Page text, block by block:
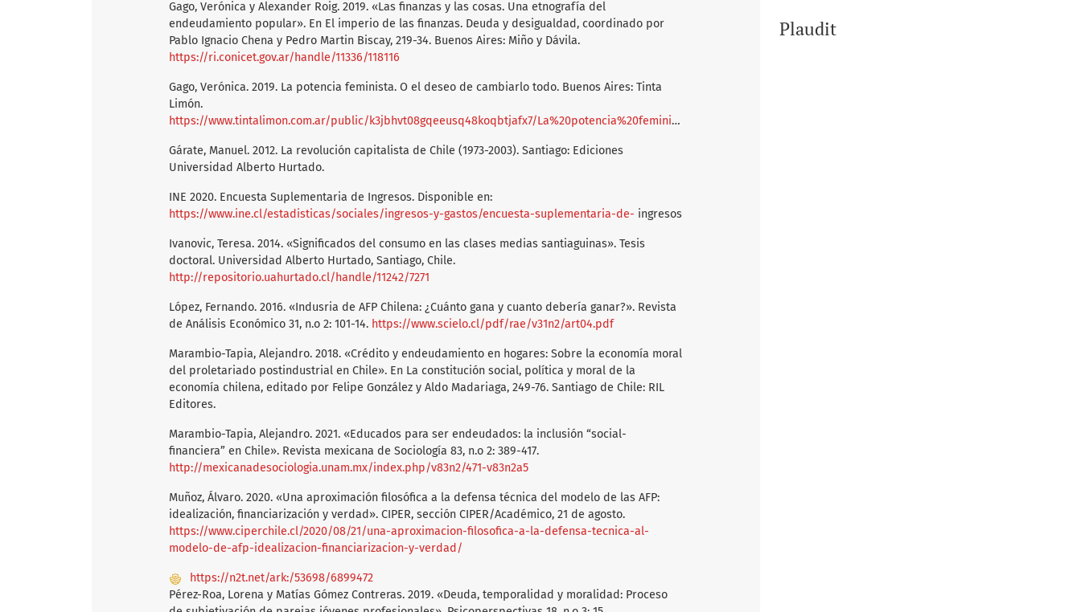
Plaudit
Gago, Verónica y Alexander Roig. 2019. «Las finanzas y las cosas. Una etnografía del
endeudamiento popular». En El imperio de las finanzas. Deuda y desigualdad, coordinado por
Pablo Ignacio Chena y Pedro Martin Biscay, 219-34. Buenos Aires: Miño y Dávila.
https://ri.conicet.gov.ar/handle/11336/118116
Gago, Verónica. 2019. La potencia feminista. O el deseo de cambiarlo todo. Buenos Aires: Tinta
Limón.
https://www.tintalimon.com.ar/public/k3jbhvt08gqeeusq48koqbtjafx7/La%20potencia%20feminista_WEB.pdf
Gárate, Manuel. 2012. La revolución capitalista de Chile (1973-2003). Santiago: Ediciones
Universidad Alberto Hurtado.
INE 2020. Encuesta Suplementaria de Ingresos. Disponible en:
https://www.ine.cl/estadisticas/sociales/ingresos-y-gastos/encuesta-suplementaria-de- ingresos
Ivanovic, Teresa. 2014. «Significados del consumo en las clases medias santiaguinas». Tesis
doctoral. Universidad Alberto Hurtado, Santiago, Chile.
http://repositorio.uahurtado.cl/handle/11242/7271
López, Fernando. 2016. «Indusria de AFP Chilena: ¿Cuánto gana y cuanto debería ganar?». Revista
de Análisis Económico 31, n.o 2: 101-14. https://www.scielo.cl/pdf/rae/v31n2/art04.pdf
Marambio-Tapia, Alejandro. 2018. «Crédito y endeudamiento en hogares: Sobre la economía moral
del proletariado postindustrial en Chile». En La constitución social, política y moral de la
economía chilena, editado por Felipe González y Aldo Madariaga, 249-76. Santiago de Chile: RIL
Editores.
Marambio-Tapia, Alejandro. 2021. «Educados para ser endeudados: la inclusión “social-
financiera” en Chile». Revista mexicana de Sociología 83, n.o 2: 389-417.
http://mexicanadesociologia.unam.mx/index.php/v83n2/471-v83n2a5
Muñoz, Álvaro. 2020. «Una aproximación filosófica a la defensa técnica del modelo de las AFP:
idealización, financiarización y verdad». CIPER, sección CIPER/Académico, 21 de agosto.
https://www.ciperchile.cl/2020/08/21/una-aproximacion-filosofica-a-la-defensa-tecnica-al-
modelo-de-afp-idealizacion-financiarizacion-y-verdad/
https://n2t.net/ark:/53698/6899472
Pérez-Roa, Lorena y Matías Gómez Contreras. 2019. «Deuda, temporalidad y moralidad: Proceso